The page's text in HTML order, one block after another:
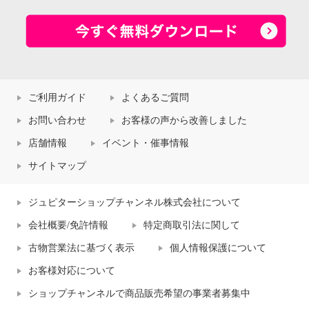
ご利用ガイド よくあるご質問
お問い合わせ お客様の声から改善しました
店舗情報 イベント・催事情報
サイトマップ
ジュピターショップチャンネル株式会社について
会社概要/免許情報 特定商取引法に関して
古物営業法に基づく表示 個人情報保護について
お客様対応について
ショップチャンネルで商品販売希望の事業者募集中